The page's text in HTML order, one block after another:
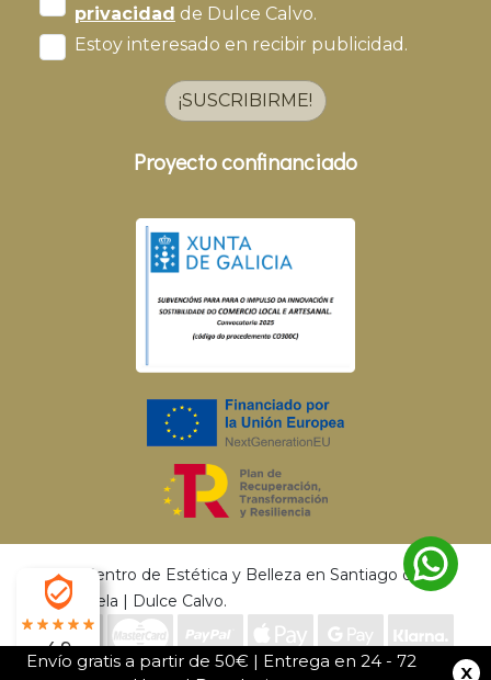
privacidad de Dulce Calvo.
Estoy interesado en recibir publicidad.
¡SUSCRIBIRME!
Proyecto confinanciado
© 2026 Centro de Estética y Belleza en Santiago de
Compostela | Dulce Calvo.
Desarrollado porMEIGASOFT . Tecnología
4.9
Envío gratis a partir de 50€ | Entrega en 24 - 72
X